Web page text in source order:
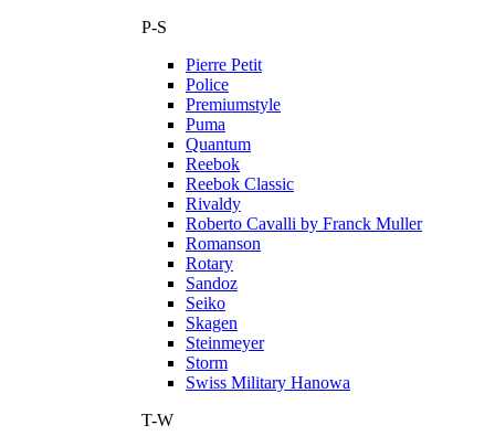
P-S
Pierre Petit
Police
Premiumstyle
Puma
Quantum
Reebok
Reebok Classic
Rivaldy
Roberto Cavalli by Franck Muller
Romanson
Rotary
Sandoz
Seiko
Skagen
Steinmeyer
Storm
Swiss Military Hanowa
T-W